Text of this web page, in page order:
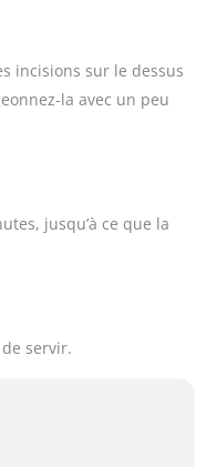
incisions sur le dessus
la avec un peu
jusqu’à ce que la
servir.